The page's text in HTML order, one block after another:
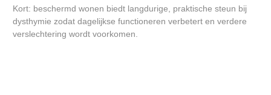
Kort: beschermd wonen biedt langdurige, praktische steun bij
dysthymie zodat dagelijkse functioneren verbetert en verdere
verslechtering wordt voorkomen.